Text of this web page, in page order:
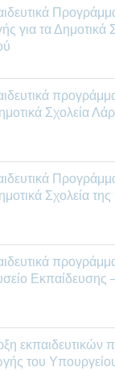
για τα Δημοτικά
Σχολεία
Σχολεία
Εκπαίδευσης
εκπαιδευτικών
του